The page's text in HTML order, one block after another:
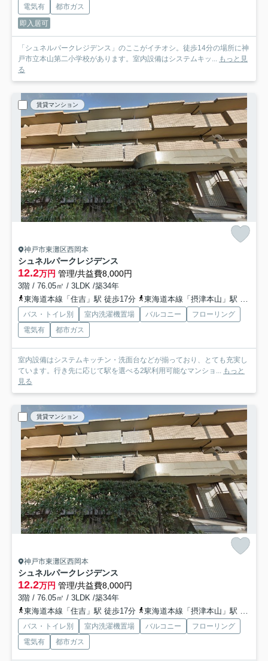
電気有
都市ガス
即入居可
「シュネルパークレジデンス」のここがイチオシ。徒歩14分の場所に神
戸市立本山第二小学校があります。室内設備はシステムキッ... もっと見
る
賃貸マンション
神戸市東灘区西岡本
シュネルパークレジデンス
12.2万円 管理/共益費8,000円
3階 / 76.05㎡ / 3LDK /築34年
東海道本線「住吉」駅 徒歩17分
東海道本線「摂津本山」駅 徒歩23分
バス・トイレ別 室内洗濯機置場 バルコニー
フローリング
電気有
都市ガス
室内設備はシステムキッチン・洗面台などが揃っており、とても充実し
ています。行き先に応じて駅を選べる2駅利用可能なマンショ... もっと
見る
賃貸マンション
神戸市東灘区西岡本
シュネルパークレジデンス
12.2万円 管理/共益費8,000円
3階 / 76.05㎡ / 3LDK /築34年
東海道本線「住吉」駅 徒歩17分
東海道本線「摂津本山」駅 徒歩23分
バス・トイレ別 室内洗濯機置場 バルコニー
フローリング
電気有
都市ガス